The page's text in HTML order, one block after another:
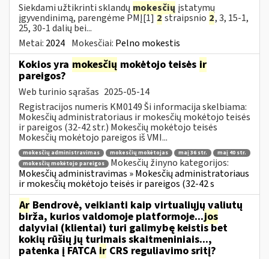
Siekdami užtikrinti sklandų mokesčių įstatymų
įgyvendinimą, parengėme PMĮ[1]2straipsnio 2, 3, 15-1,
25, 30-1 dalių bei...
Metai: 2024 Mokesčiai: Pelno mokestis
Kokios yra mokesčių mokėtojo teisės ir
pareigos?
Web turinio sąrašas 2025-05-14
Registracijos numeris KM0149 Ši informacija skelbiama:
Mokesčių administratoriaus ir mokesčių mokėtojo teisės
ir pareigos (32-42 str.) Mokesčių mokėtojo teisės
Mokesčių mokėtojo pareigos iš VMI...
mokesčių administravimas mokesčių mokėtojas maį 36 str.
maį 40 str.
mokesčių mokėtojo pareigos
Mokesčių žinyno kategorijos:
Mokesčių administravimas » Mokesčių administratoriaus
ir mokesčių mokėtojo teisės ir pareigos (32-42 s
Ar Bendrovė, veikianti kaip virtualiųjų valiutų
birža, kurios valdomoje platformoje...jos
dalyviai (klientai) turi galimybę keistis bet
kokių rūšių jų turimais skaitmeniniais...,
patenka į FATCA ir CRS reguliavimo sritį?